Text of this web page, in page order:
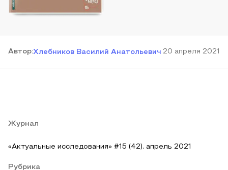
Автор:Хлебников Василий Анатольевич 20 апреля 2021
Журнал
«Актуальные исследования» #15 (42), апрель 2021
Рубрика